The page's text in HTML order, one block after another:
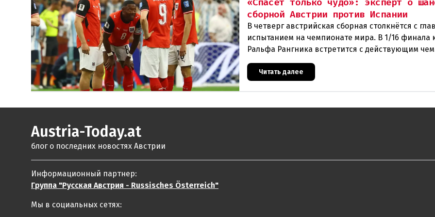
сборной Австрии против Испании
В четверг австрийская сборная столкнётся с
испытанием на чемпионате мира. В 1/16 финала
Ральфа Рангника встретится с действующим
Европы — Испанией. Австрийцы — явные
Читать далее
Austria-Today.at
блог о последних новостях Австрии
Информационный партнер:
Группа "Русская Австрия - Russisches Österreich"
Мы в социальных сетях: